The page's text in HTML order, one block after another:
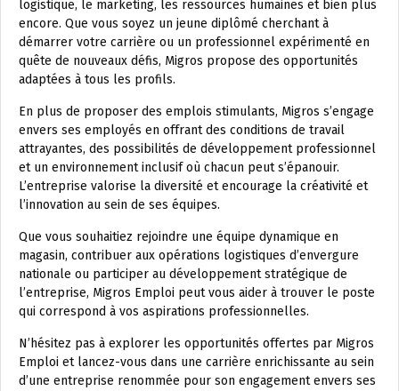
logistique, le marketing, les ressources humaines et bien plus
encore. Que vous soyez un jeune diplômé cherchant à
démarrer votre carrière ou un professionnel expérimenté en
quête de nouveaux défis, Migros propose des opportunités
adaptées à tous les profils.
En plus de proposer des emplois stimulants, Migros s’engage
envers ses employés en offrant des conditions de travail
attrayantes, des possibilités de développement professionnel
et un environnement inclusif où chacun peut s’épanouir.
L’entreprise valorise la diversité et encourage la créativité et
l’innovation au sein de ses équipes.
Que vous souhaitiez rejoindre une équipe dynamique en
magasin, contribuer aux opérations logistiques d’envergure
nationale ou participer au développement stratégique de
l’entreprise, Migros Emploi peut vous aider à trouver le poste
qui correspond à vos aspirations professionnelles.
N’hésitez pas à explorer les opportunités offertes par Migros
Emploi et lancez-vous dans une carrière enrichissante au sein
d’une entreprise renommée pour son engagement envers ses